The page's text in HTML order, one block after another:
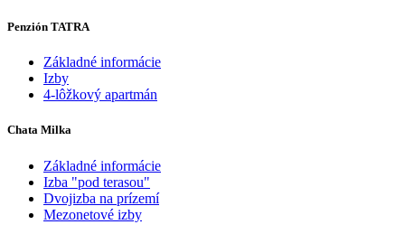
Penzión TATRA
Základné informácie
Izby
4-lôžkový apartmán
Chata Milka
Základné informácie
Izba "pod terasou"
Dvojizba na prízemí
Mezonetové izby